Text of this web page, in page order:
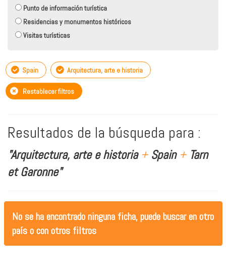
Punto de información turística
Residencias y monumentos históricos
Visitas turísticas
Spain Arquitectura, arte e historia
Restablecer filtros
Resultados de la búsqueda para :
"Arquitectura, arte e historia +Spain +Tarn
et Garonne"
No se ha encontrado ninguna ficha, puede buscar en otro
país o con otros filtros